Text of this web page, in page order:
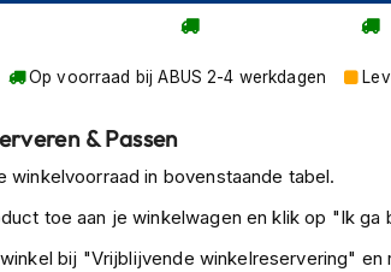
Op voorraad bij ABUS 2-4 werkdagen
& Passen
winkelvoorraad in bovenstaande tabel.
toe aan je winkelwagen en klik op "Ik ga
bij "Vrijblijvende winkelreservering" en